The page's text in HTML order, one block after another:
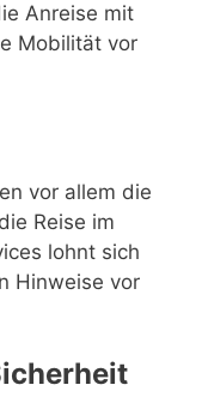
Anreise mit
Mobilität vor
vor allem die
Reise im
lohnt sich
Hinweise vor